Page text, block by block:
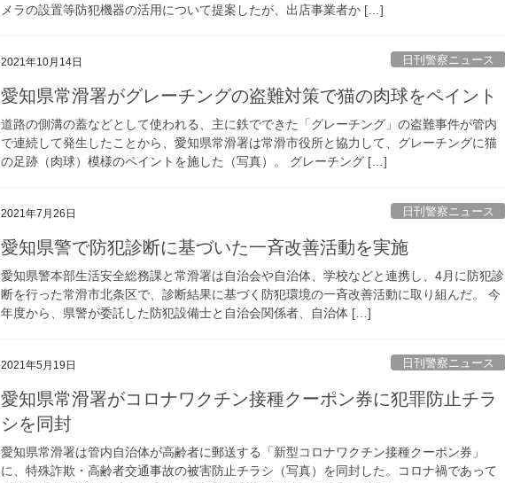
メラの設置等防犯機器の活用について提案したが、出店事業者か […]
2021年10月14日 日刊警察ニュース
愛知県常滑署がグレーチングの盗難対策で猫の肉球をペイント
道路の側溝の蓋などとして使われる、主に鉄でできた「グレーチング」の盗難事件が管内
で連続して発生したことから、愛知県常滑署は常滑市役所と協力して、グレーチングに猫
の足跡（肉球）模様のペイントを施した（写真）。 グレーチング […]
2021年7月26日 日刊警察ニュース
愛知県警で防犯診断に基づいた一斉改善活動を実施
愛知県警本部生活安全総務課と常滑署は自治会や自治体、学校などと連携し、4月に防犯診
断を行った常滑市北条区で、診断結果に基づく防犯環境の一斉改善活動に取り組んだ。 今
年度から、県警が委託した防犯設備士と自治会関係者、自治体 […]
2021年5月19日 日刊警察ニュース
愛知県常滑署がコロナワクチン接種クーポン券に犯罪防止チラ
シを同封
愛知県常滑署は管内自治体が高齢者に郵送する「新型コロナワクチン接種クーポン券」
に、特殊詐欺・高齢者交通事故の被害防止チラシ（写真）を同封した。コロナ禍であって